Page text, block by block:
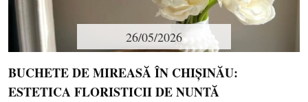
26/05/2026
BUCHETE DE MIREASĂ ÎN CHIȘINĂU:
ESTETICA FLORISTICII DE NUNTĂ